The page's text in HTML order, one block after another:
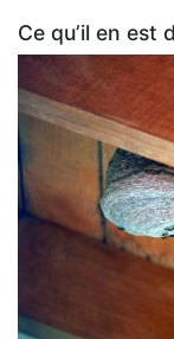
Ce qu’il en est